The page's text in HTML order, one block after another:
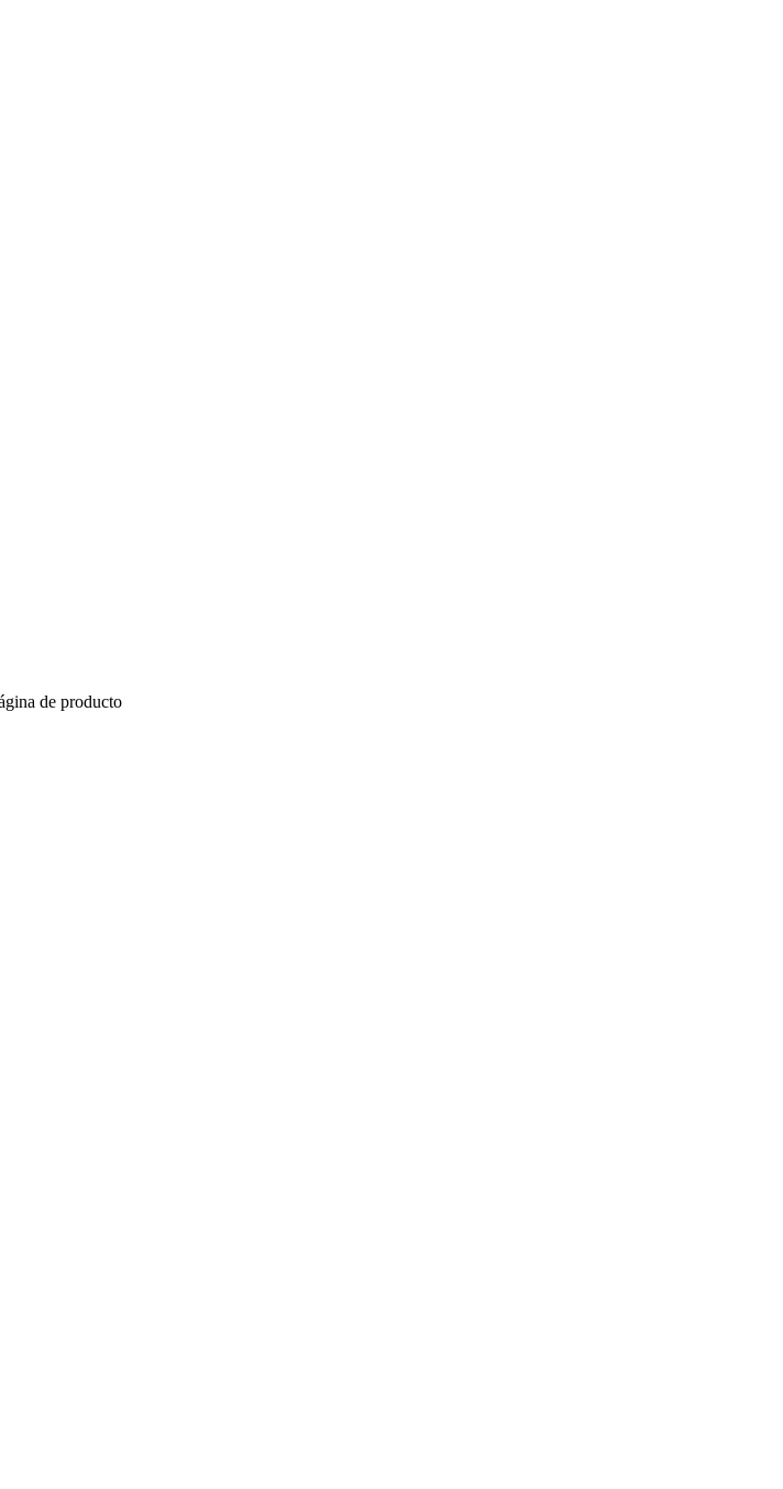
de producto